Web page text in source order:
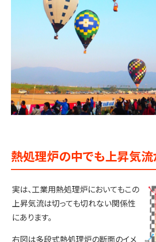
熱処理炉の中でも上昇気流
実は、工業用熱処理炉においてもこの
上昇気流は切っても切れない関係性
にあります。
右図は多段式熱処理炉の断面のイメ